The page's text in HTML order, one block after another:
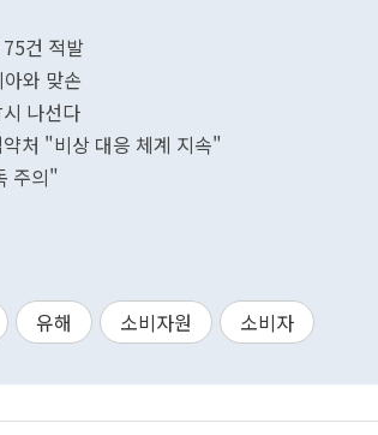
75건 적발
와 맞손
나선다
처 "비상 대응 체계 지속"
주의"
유해 소비자원 소비자